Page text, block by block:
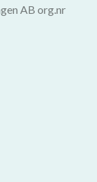
AB org.nr